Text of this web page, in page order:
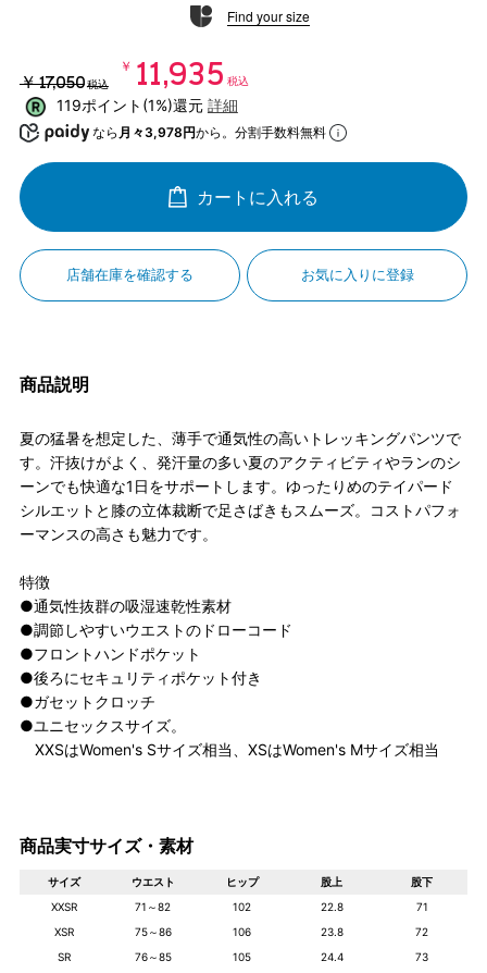
Find your size
￥17,050 税込 ￥11,935 税込
119ポイント(1%)還元 詳細
なら 月々3,978円から。分割手数料無料
カートに入れる
店舗在庫を確認する お気に入りに登録
商品説明
夏の猛暑を想定した、薄手で通気性の高いトレッキングパンツで
す。汗抜けがよく、発汗量の多い夏のアクティビティやランのシ
ーンでも快適な1日をサポートします。ゆったりめのテイパード
シルエットと膝の立体裁断で足さばきもスムーズ。コストパフォ
ーマンスの高さも魅力です。
特徴
●通気性抜群の吸湿速乾性素材
●調節しやすいウエストのドローコード
●フロントハンドポケット
●後ろにセキュリティポケット付き
●ガセットクロッチ
●ユニセックスサイズ。
XXSはWomen's Sサイズ相当、XSはWomen's Mサイズ相当
商品実寸サイズ・素材
サイズ ウエスト ヒップ 股上
股下
XXSR
71～82 102 22.8
71
XSR
75～86 106 23.8
72
SR
76～85 105 24.4
73